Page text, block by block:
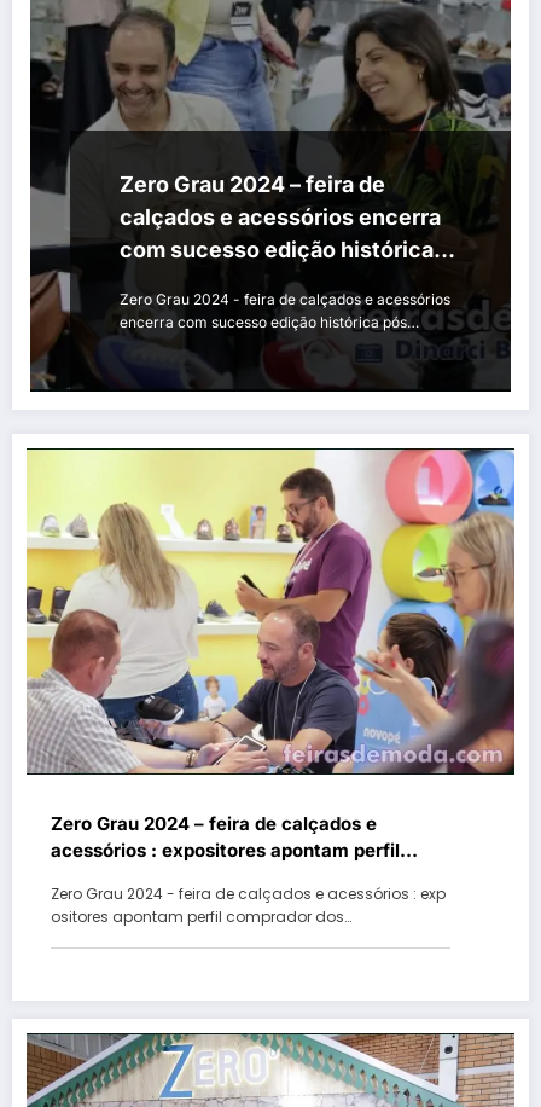
Zero Grau 2024 – feira de
calçados e acessórios encerra
com sucesso edição histórica
Zero Grau 2024 - feira de calçados e acessórios
encerra com sucesso edição histórica pós…
Zero Grau 2024 – feira de calçados e
acessórios : expositores apontam perfil
Zero Grau 2024 - feira de calçados e acessórios : exp
ositores apontam perfil comprador dos…